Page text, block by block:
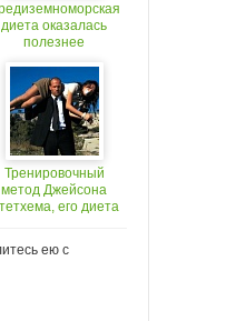
диета оказалась
полезнее
Тренировочный
метод Джейсона
его диета
ею с